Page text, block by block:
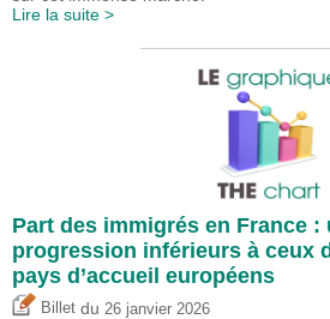
Lire la suite >
Part des immigrés en France :
progression inférieurs à ceux
pays d’accueil européens
Billet du 26 janvier 2026